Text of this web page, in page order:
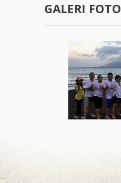
GALERI FOTO